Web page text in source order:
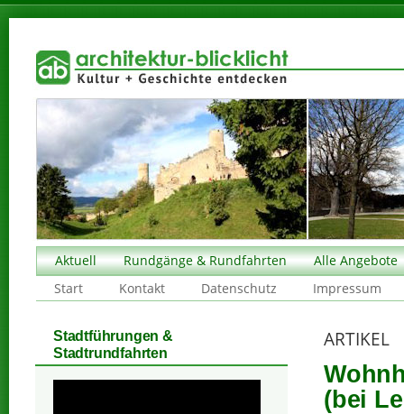
Aktuell Rundgänge & Rundfahrten
Alle Angebote
Start
Kontakt Datenschutz Impressum
ARTIKEL
(bei
Stadtführungen &
Stadtrundfahrten